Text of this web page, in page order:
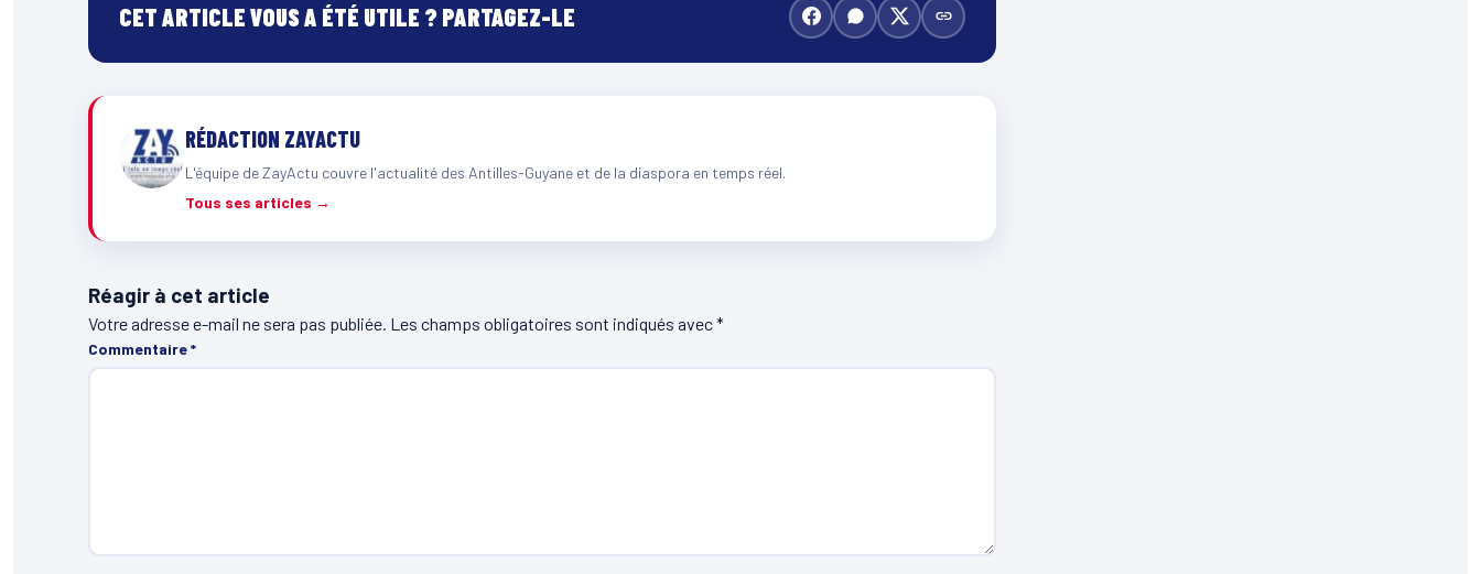
CET ARTICLE VOUS A ÉTÉ UTILE ? PARTAGEZ-LE
RÉDACTION ZAYACTU
L'équipe de ZayActu couvre l'actualité des Antilles-Guyane et de la diaspora en temps réel.
Tous ses articles →
Réagir à cet article
Votre adresse e-mail ne sera pas publiée. Les champs obligatoires sont indiqués avec*
Commentaire*